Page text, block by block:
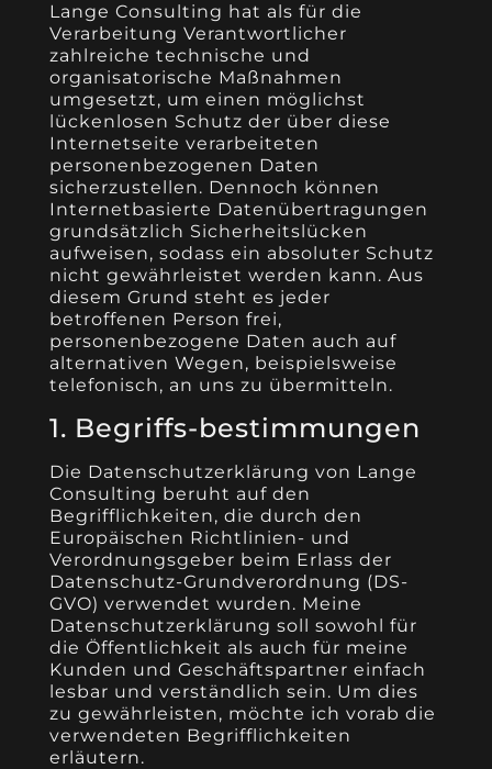
Lange Consulting hat als für die
Verarbeitung Verantwortlicher
zahlreiche technische und
organisatorische Maßnahmen
umgesetzt, um einen möglichst
lückenlosen Schutz der über diese
Internetseite verarbeiteten
personenbezogenen Daten
sicherzustellen. Dennoch können
Internetbasierte Datenübertragungen
grundsätzlich Sicherheitslücken
aufweisen, sodass ein absoluter Schutz
nicht gewährleistet werden kann. Aus
diesem Grund steht es jeder
betroffenen Person frei,
personenbezogene Daten auch auf
alternativen Wegen, beispielsweise
telefonisch, an uns zu übermitteln.
1. Begriffs-bestimmungen
Die Datenschutzerklärung von Lange
Consulting beruht auf den
Begrifflichkeiten, die durch den
Europäischen Richtlinien- und
Verordnungsgeber beim Erlass der
Datenschutz-Grundverordnung (DS-
GVO) verwendet wurden. Meine
Datenschutzerklärung soll sowohl für
die Öffentlichkeit als auch für meine
Kunden und Geschäftspartner einfach
lesbar und verständlich sein. Um dies
zu gewährleisten, möchte ich vorab die
verwendeten Begrifflichkeiten
erläutern.